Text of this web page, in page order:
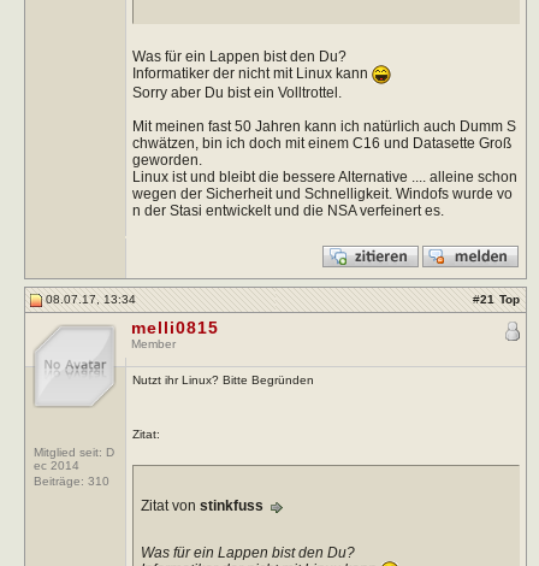
Was für ein Lappen bist den Du?
Informatiker der nicht mit Linux kann
Sorry aber Du bist ein Volltrottel.
Mit meinen fast 50 Jahren kann ich natürlich auch Dumm S
chwätzen, bin ich doch mit einem C16 und Datasette Groß
geworden.
Linux ist und bleibt die bessere Alternative .... alleine schon
wegen der Sicherheit und Schnelligkeit. Windofs wurde vo
n der Stasi entwickelt und die NSA verfeinert es.
08.07.17, 13:34 #21 Top
Mitglied seit: D
ec 2014
Beiträge: 310
melli0815
Member
Nutzt ihr Linux? Bitte Begründen
Zitat:
Zitat von stinkfuss
Was für ein Lappen bist den Du?